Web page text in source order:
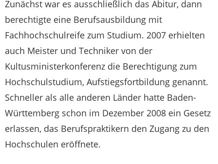
Zunächst war es ausschließlich das Abitur, dann
berechtigte eine Berufsausbildung mit
Fachhochschulreife zum Studium. 2007 erhielten
auch Meister und Techniker von der
Kultusministerkonferenz die Berechtigung zum
Hochschulstudium, Aufstiegsfortbildung genannt.
Schneller als alle anderen Länder hatte Baden-
Württemberg schon im Dezember 2008 ein Gesetz
erlassen, das Berufspraktikern den Zugang zu den
Hochschulen eröffnete.